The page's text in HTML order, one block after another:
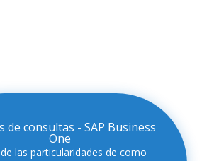
de consultas - SAP Business
One
las particularidades de como